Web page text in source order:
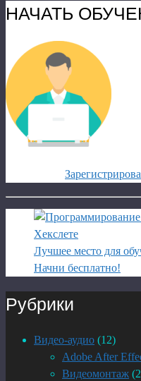
НАЧАТЬ
Лучшее место для
Начни бесплатно!
Рубрики
Видео-аудио (12)
Adobe After
Видеомонтаж